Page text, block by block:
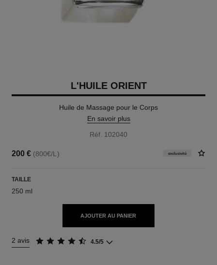
L'HUILE ORIENT
Huile de Massage pour le Corps
En savoir plus
Réf. 102040
200 € (800€/L) exclusivité
TAILLE
250 ml
AJOUTER AU PANIER
2 avis 4.5/5